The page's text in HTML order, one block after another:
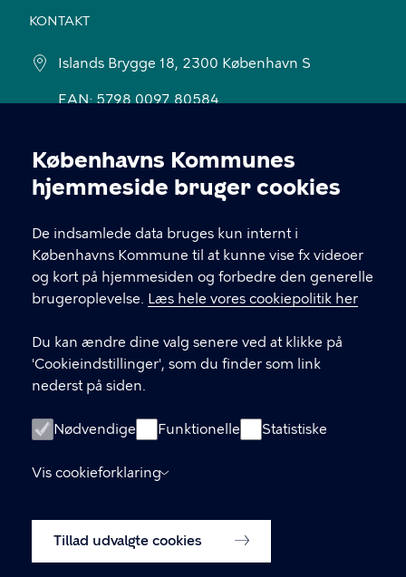
Cookieindstillinger
Københavns Kommunes
hjemmeside bruger cookies
De indsamlede data bruges kun internt i
Københavns Kommune til at kunne vise fx videoer
og kort på hjemmesiden og forbedre den generelle
brugeroplevelse. Læs hele vores cookiepolitik her
Du kan ændre dine valg senere ved at klikke på
'Cookieindstillinger', som du finder som link
nederst på siden.
Nødvendige Funktionelle Statistiske
Vis cookieforklaring
Tillad udvalgte cookies
KONTAKT
Islands Brygge 18, 2300 København S
EAN: 5798 0097 80584
LINKS
God Adgang
Følg KIB på facebook
Tilmeld dig vores nyhedsbrev
Cookiepolitik
Cookieindstillinger